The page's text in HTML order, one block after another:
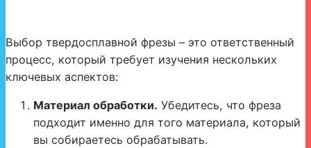
Выбор твердосплавной фрезы – это ответственный
процесс, который требует изучения нескольких
ключевых аспектов:
Материал обработки. Убедитесь, что фреза
подходит именно для того материала, который
вы собираетесь обрабатывать.